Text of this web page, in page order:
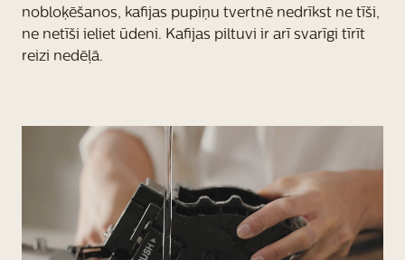
nobloķēšanos, kafijas pupiņu tvertnē nedrīkst ne tīši,
ne netīši ieliet ūdeni. Kafijas piltuvi ir arī svarīgi tīrīt
reizi nedēļā.